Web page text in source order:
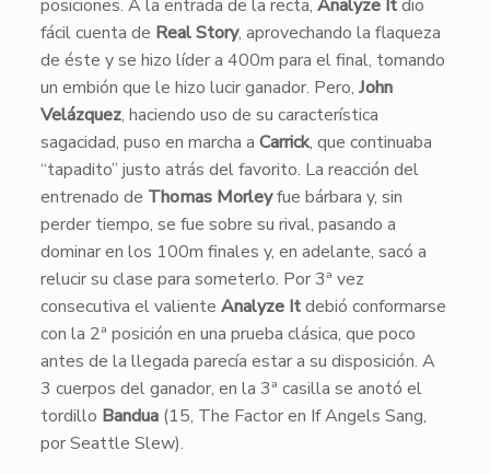
posiciones. A la entrada de la recta, Analyze Itdio
fácil cuenta de Real Story, aprovechando la flaqueza
de éste y se hizo líder a 400m para el final, tomando
un embión que le hizo lucir ganador. Pero, John
Velázquez, haciendo uso de su característica
sagacidad, puso en marcha a Carrick, que continuaba
“tapadito” justo atrás del favorito. La reacción del
entrenado de Thomas Morleyfue bárbara y, sin
perder tiempo, se fue sobre su rival, pasando a
dominar en los 100m finales y, en adelante, sacó a
relucir su clase para someterlo. Por 3ª vez
consecutiva el valiente Analyze Itdebió conformarse
con la 2ª posición en una prueba clásica, que poco
antes de la llegada parecía estar a su disposición. A
3 cuerpos del ganador, en la 3ª casilla se anotó el
tordillo Bandua(15, The Factor en If Angels Sang,
por Seattle Slew).